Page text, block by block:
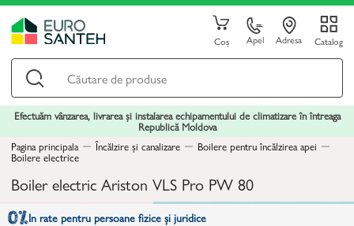
Coș Apel Adresa Catalog
Efectuăm vânzarea, livrarea și instalarea echipamentului de climatizare în întreaga
Republică Moldova
Pagina principala
Încălzire și canalizare Boilere pentru încălzirea apei
Boilere electrice
Boiler electric Ariston VLS Pro PW 80
In rate pentru persoane fizice și juridice